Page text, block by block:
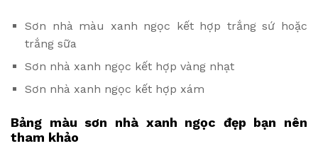
Sơn nhà màu xanh ngọc kết hợp trắng sứ hoặc
trắng sữa
Sơn nhà xanh ngọc kết hợp vàng nhạt
Sơn nhà xanh ngọc kết hợp xám
Bảng màu sơn nhà xanh ngọc đẹp bạn nên
tham khảo